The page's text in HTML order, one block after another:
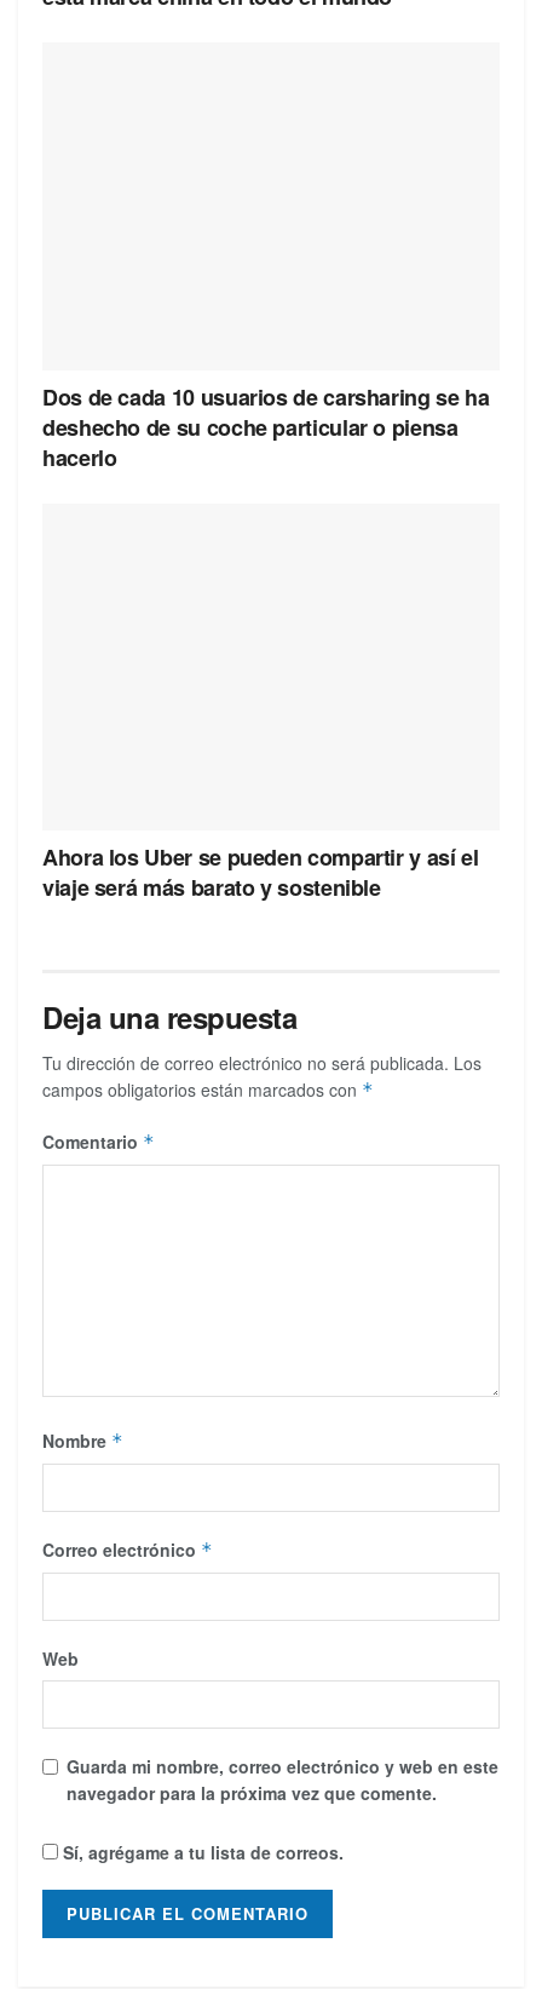
Dos de cada 10 usuarios de carsharing se ha
deshecho de su coche particular o piensa
hacerlo
Ahora los Uber se pueden compartir y así el
viaje será más barato y sostenible
Deja una respuesta
Tu dirección de correo electrónico no será publicada. Los
campos obligatorios están marcados con *
Comentario *
Nombre *
Correo electrónico *
Web
Guarda mi nombre, correo electrónico y web en este
navegador para la próxima vez que comente.
Sí, agrégame a tu lista de correos.